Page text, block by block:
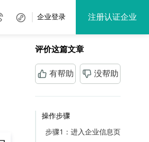
企业登录 注册认证企业
评价这篇文章
有帮助 没帮助
操作步骤
步骤1：进入企业信息页